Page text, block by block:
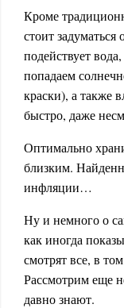
Кроме
стоит
подействует
попадаем
краски), а также
быстро, даже
Оптимально
близким.
инфляции…
Ну и немного о
как иногда
смотрят все, в
Рассмотрим еще
давно знают.